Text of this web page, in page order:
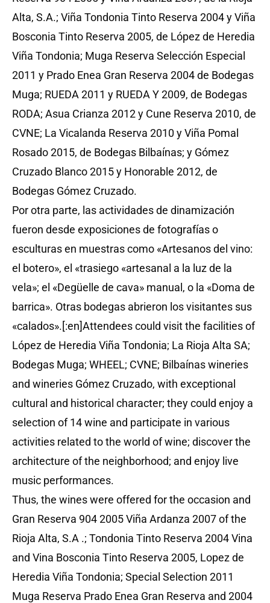
Alta, S.A.; Viña Tondonia Tinto Reserva 2004 y Viña
Bosconia Tinto Reserva 2005, de López de Heredia
Viña Tondonia; Muga Reserva Selección Especial
2011 y Prado Enea Gran Reserva 2004 de Bodegas
Muga; RUEDA 2011 y RUEDA Y 2009, de Bodegas
RODA; Asua Crianza 2012 y Cune Reserva 2010, de
CVNE; La Vicalanda Reserva 2010 y Viña Pomal
Rosado 2015, de Bodegas Bilbaínas; y Gómez
Cruzado Blanco 2015 y Honorable 2012, de
Bodegas Gómez Cruzado.
Por otra parte, las actividades de dinamización
fueron desde exposiciones de fotografías o
esculturas en muestras como «Artesanos del vino:
el botero», el «trasiego «artesanal a la luz de la
vela»; el «Degüelle de cava» manual, o la «Doma de
barrica». Otras bodegas abrieron los visitantes sus
«calados».[:en]Attendees could visit the facilities of
López de Heredia Viña Tondonia; La Rioja Alta SA;
Bodegas Muga; WHEEL; CVNE; Bilbaínas wineries
and wineries Gómez Cruzado, with exceptional
cultural and historical character; they could enjoy a
selection of 14 wine and participate in various
activities related to the world of wine; discover the
architecture of the neighborhood; and enjoy live
music performances.
Thus, the wines were offered for the occasion and
Gran Reserva 904 2005 Viña Ardanza 2007 of the
Rioja Alta, S.A .; Tondonia Tinto Reserva 2004 Vina
and Vina Bosconia Tinto Reserva 2005, Lopez de
Heredia Viña Tondonia; Special Selection 2011
Muga Reserva Prado Enea Gran Reserva and 2004